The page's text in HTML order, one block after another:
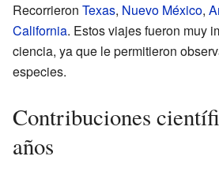
Recorrieron Texas, Nuevo México,
California. Estos viajes fueron muy
ciencia, ya que le permitieron
especies.
Contribuciones
años